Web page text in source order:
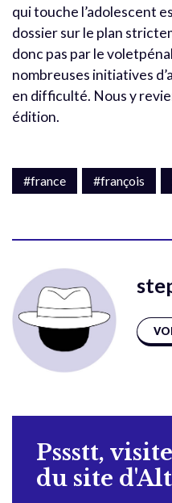
qui touche l’adolescent
dossier sur le plan
donc pas par le
nombreuses initiatives
en difficulté. Nous y
édition.
#france #françois
Pssstt,
du site